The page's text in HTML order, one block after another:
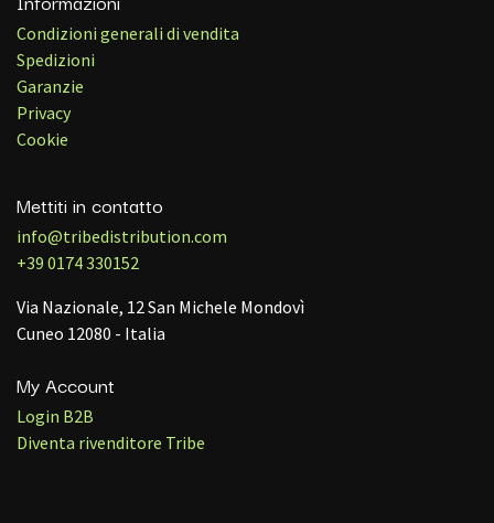
Condizioni generali di vendita
Spedizioni
Garanzie
Privacy
Cookie
Mettiti in contatto
info@tribedistribution.com
+39 0174 330152
Via Nazionale, 12 San Michele Mondovì
Cuneo 12080 - Italia
My Account
Login B2B
Diventa rivenditore Tribe